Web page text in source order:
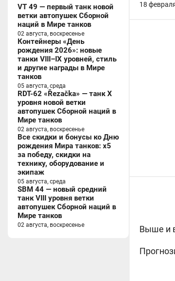
VT 49 — первый танк новой
ветки автопушек Сборной
наций в Мире танков
02 августа, воскресенье
Контейнеры «День
рождения 2026»: новые
танки VIII–IX уровней, стиль
и другие награды в Мире
танков
05 августа, среда
RDT-62 «Řezačka» — танк X
уровня новой ветки
автопушек Сборной наций в
Мире танков
02 августа, воскресенье
Все скидки и бонусы ко Дню
рождения Мира танков: x5
за победу, скидки на
технику, оборудование и
экипаж
05 августа, среда
SBM 44 — новый средний
танк VIII уровня ветки
автопушек Сборной наций в
Мире танков
02 августа, воскресенье
18
Выше и